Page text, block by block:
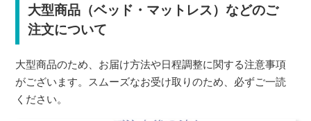
大型商品（ベッド・マットレス）などのご
注文について
大型商品のため、お届け方法や日程調整に関する注意事項
がございます。スムーズなお受け取りのため、必ずご一読
ください。